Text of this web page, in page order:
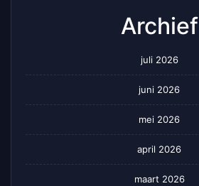
Archief
juli 2026
juni 2026
mei 2026
april 2026
maart 2026